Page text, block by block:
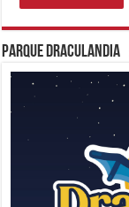
Parque Draculandia